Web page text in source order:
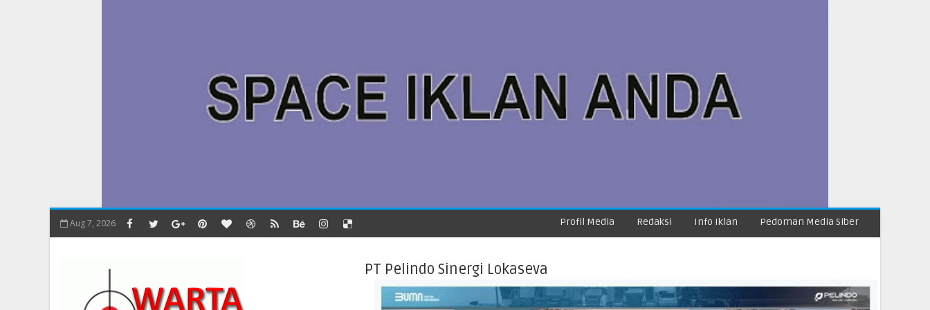
Aug 7, 2026 Profil Media Redaksi Info Iklan Pedoman Media Siber
PT Pelindo Sinergi Lokaseva